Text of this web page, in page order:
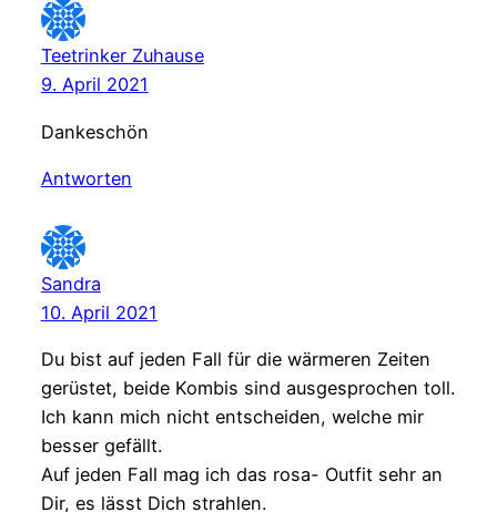
Teetrinker Zuhause
9. April 2021
Dankeschön
Antworten
Sandra
10. April 2021
Du bist auf jeden Fall für die wärmeren Zeiten
gerüstet, beide Kombis sind ausgesprochen toll.
Ich kann mich nicht entscheiden, welche mir
besser gefällt.
Auf jeden Fall mag ich das rosa- Outfit sehr an
Dir, es lässt Dich strahlen.